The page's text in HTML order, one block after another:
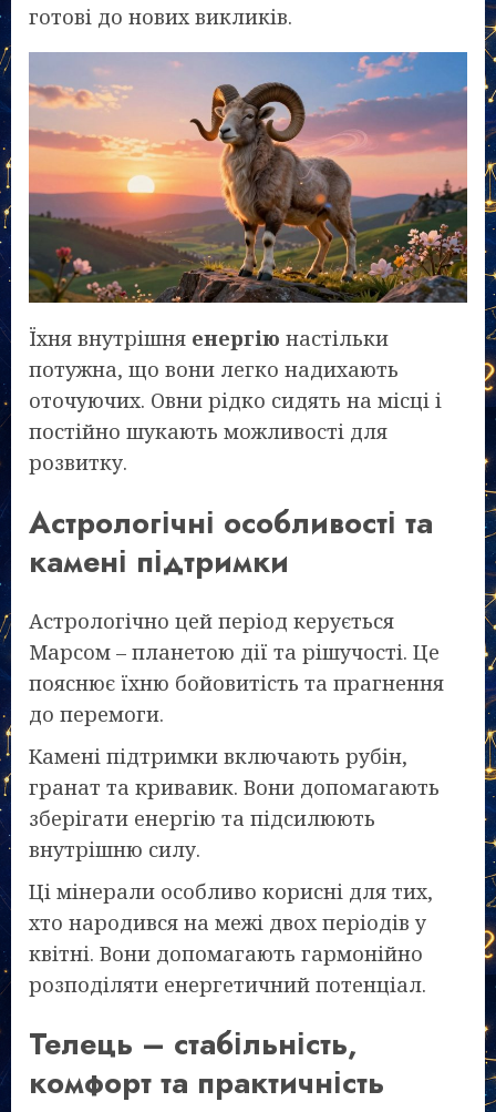
готові до нових викликів.
Їхня внутрішня енергію настільки
потужна, що вони легко надихають
оточуючих. Овни рідко сидять на місці і
постійно шукають можливості для
розвитку.
Астрологічні особливості та
камені підтримки
Астрологічно цей період керується
Марсом – планетою дії та рішучості. Це
пояснює їхню бойовитість та прагнення
до перемоги.
Камені підтримки включають рубін,
гранат та кривавик. Вони допомагають
зберігати енергію та підсилюють
внутрішню силу.
Ці мінерали особливо корисні для тих,
хто народився на межі двох періодів у
квітні. Вони допомагають гармонійно
розподіляти енергетичний потенціал.
Телець – стабільність,
комфорт та практичність